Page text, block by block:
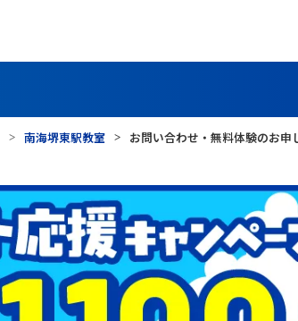
南海堺東駅教室 お問い合わせ・無料体験のお申